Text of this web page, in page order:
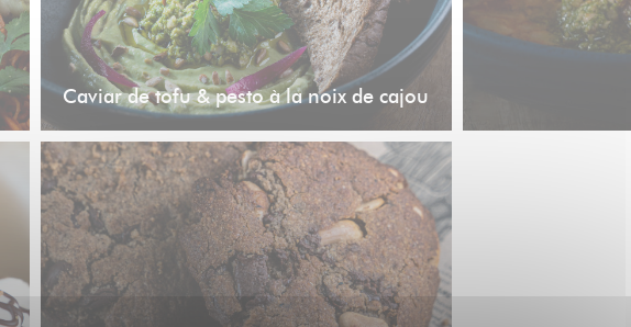
Caviar de tofu & pesto à la noix de cajou